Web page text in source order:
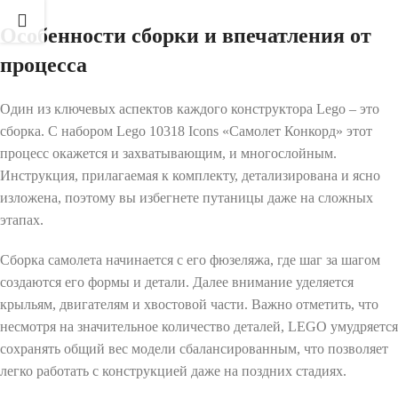
Особенности сборки и впечатления от
процесса
Один из ключевых аспектов каждого конструктора Lego – это
сборка. С набором Lego 10318 Icons «Самолет Конкорд» этот
процесс окажется и захватывающим, и многослойным.
Инструкция, прилагаемая к комплекту, детализирована и ясно
изложена, поэтому вы избегнете путаницы даже на сложных
этапах.
Сборка самолета начинается с его фюзеляжа, где шаг за шагом
создаются его формы и детали. Далее внимание уделяется
крыльям, двигателям и хвостовой части. Важно отметить, что
несмотря на значительное количество деталей, LEGO умудряется
сохранять общий вес модели сбалансированным, что позволяет
легко работать с конструкцией даже на поздних стадиях.